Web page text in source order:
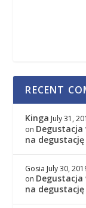
RECENT
Kinga July 31,
on
na
Gosia July 30,
on
na